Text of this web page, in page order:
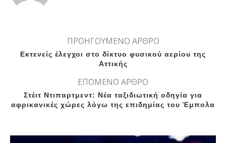
ΠΡΟΗΓΟΥΜΕΝΟ ΑΡΘΡΟ
Εκτενείς έλεγχοι στο δίκτυο φυσικού αερίου της
Αττικής
ΕΠΟΜΕΝΟ ΑΡΘΡΟ
Στέιτ Ντιπαρτμεντ: Νέα ταξιδιωτική οδηγία για
αφρικανικές χώρες λόγω της επιδημίας του Έμπολα